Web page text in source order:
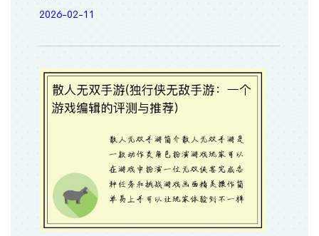
2026-02-11